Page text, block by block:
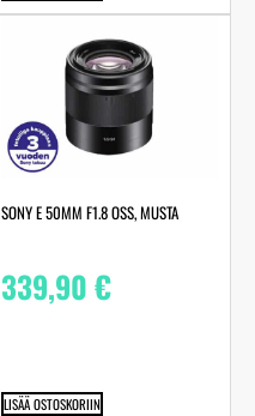
SONY E 50MM F1.8 OSS, MUSTA
339,90€
LISÄÄ OSTOSKORIIN